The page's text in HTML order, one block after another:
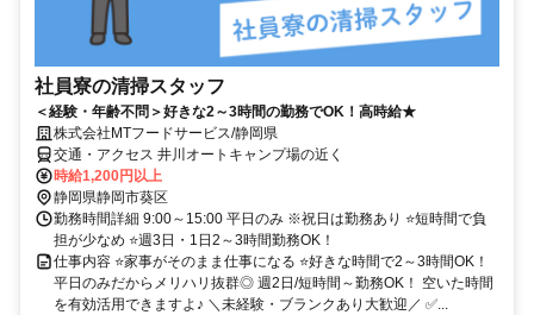
社員寮の清掃スタッフ
＜経験・年齢不問＞好きな2～3時間の勤務でOK！高時給★
株式会社MTフードサービス/静岡県
交通・アクセス 井川オートキャンプ場の近く
時給1,200円以上
静岡県静岡市葵区
勤務時間詳細 9:00～15:00 平日のみ ※祝日は勤務あり ⭐短時間で負
担が少なめ ⭐週3日・1日2～3時間勤務OK！
仕事内容 ⭐家事がそのまま仕事になる ⭐好きな時間で2～3時間OK！
平日のみだからメリハリ抜群◎ 週2日/短時間～勤務OK！ 空いた時間
を有効活用できますよ♪ ＼未経験・ブランクあり大歓迎／ ✅...